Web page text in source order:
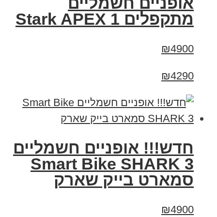
‏מתקפלים Stark APEX 1
₪4900
₪4290
חדש!!! אופניים חשמליים
Smart Bike SHARK 3
סמארט בייק שארק
₪4900